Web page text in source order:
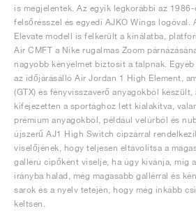
is megjelentek. Az egyik legkorábbi az
felsőrésszel és egyedi AJKO Wings logóval.
Elevate modell is felkerült a kínálatba,
Air CMFT a Nike rugalmas Zoom
nagyobb kényelmet biztosít a talpnak.
az időjárásálló Air Jordan 1 High Element,
(GTX) és fényvisszaverő anyagokból
kifejezetten a sportághoz lett kialakítva,
prémium anyagokból, például velúrból és
újszerű AJ1 High Switch cipzárral
viselőjének, hogy teljesen eltávolítsa a
gallérú cipőként viselje, ha úgy kívánja, míg
irányba halad, még magasabb gallérral és
sarok és a nyelv tetején, hogy még inkább
keltsen.